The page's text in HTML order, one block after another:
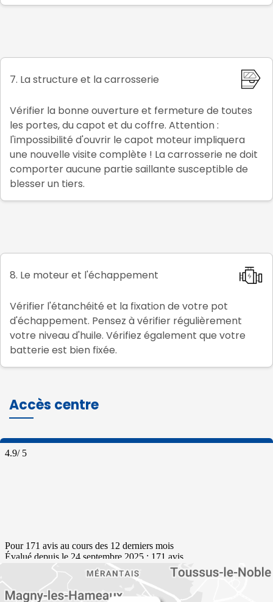
7. La structure et la carrosserie
Vérifier la bonne ouverture et fermeture de toutes
les portes, du capot et du coffre. Attention :
l'impossibilité d'ouvrir le capot moteur impliquera
une nouvelle visite complète ! La carrosserie ne doit
comporter aucune partie saillante susceptible de
blesser un tiers.
8. Le moteur et l'échappement
Vérifier l'étanchéité et la fixation de votre pot
d'échappement. Pensez à vérifier régulièrement
votre niveau d'huile. Vérifiez également que votre
batterie est bien fixée.
Accès centre